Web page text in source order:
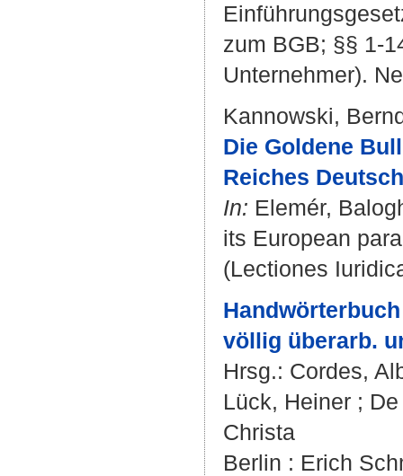
zum BGB; §§ 1-
Unternehmer).
Kannowski,
Die Goldene
Reiches
In: Elemér,
its European
(Lectiones
völlig überarb.
Hrsg.: Cordes,
Lück, Heiner ;
Christa
Berlin : Erich